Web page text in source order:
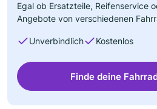
Egal ob Ersatzteile, Reifenservice
Angebote von verschiedenen
Unverbindlich Kostenlos
Finde deine